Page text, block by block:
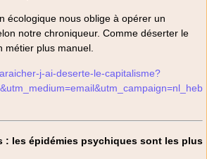
écologique nous oblige à opérer un
notre chroniqueur. Comme déserter le
métier plus manuel.
j-ai-deserte-le-capitalisme?
: les épidémies psychiques sont les plus